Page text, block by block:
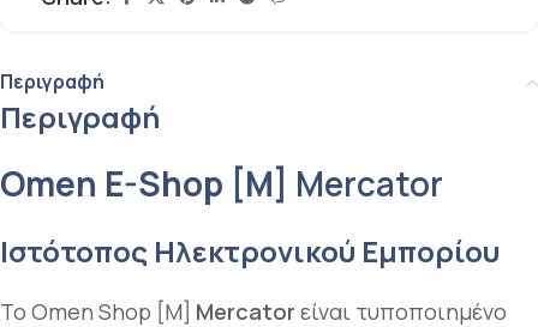
Περιγραφή
Περιγραφή
Omen E-Shop [M] Mercator
Ιστότοπος Ηλεκτρονικού Εμπορίου
Το Omen Shop [M] Mercator είναι τυποποιημένο